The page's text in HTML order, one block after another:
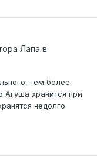
Лапа в
тем более
Агуша хранится при
недолго